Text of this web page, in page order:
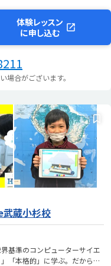
体験レッスン
に申し込む
合がございます。
武蔵小杉校
基準のコンピューターサイエ
「本格的」に学ぶ。だから、